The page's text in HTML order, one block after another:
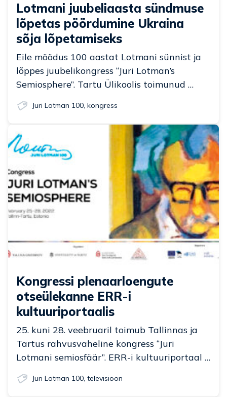
Lotmani juubeliaasta sündmuse
lõpetas pöördumine Ukraina
sõja lõpetamiseks
Eile möödus 100 aastat Lotmani sünnist ja
lõppes juubelikongress “Juri Lotman’s
Semiosphere”. Tartu Ülikoolis toimunud …
Juri Lotman 100, kongress
Kongressi plenaarloengute
otseülekanne ERR-i
kultuuriportaalis
25. kuni 28. veebruaril toimub Tallinnas ja
Tartus rahvusvaheline kongress “Juri
Lotmani semiosfäär”. ERR-i kultuuriportaal …
Juri Lotman 100 televisioon